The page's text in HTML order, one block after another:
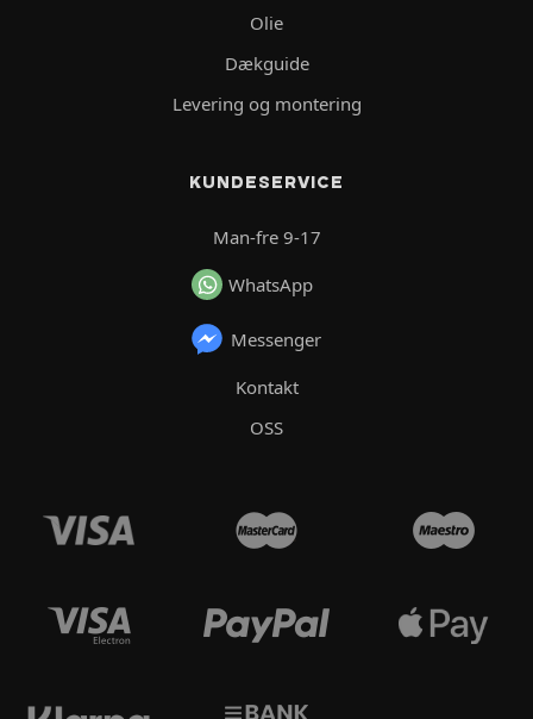
Olie
Dækguide
Levering og montering
KUNDESERVICE
Man-fre 9-17
WhatsApp
Messenger
Kontakt
OSS